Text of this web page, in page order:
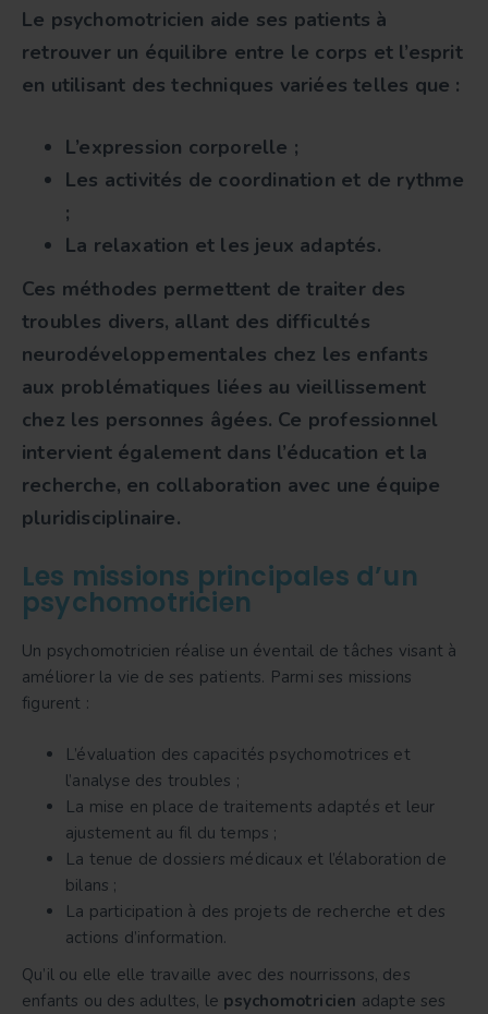
Le psychomotricien aide ses patients à
retrouver un équilibre entre le corps et l’esprit
en utilisant des techniques variées telles que :
L’expression corporelle ;
Les activités de coordination et de rythme
;
La relaxation et les jeux adaptés.
Ces méthodes permettent de traiter des
troubles divers, allant des difficultés
neurodéveloppementales chez les enfants
aux problématiques liées au vieillissement
chez les personnes âgées. Ce professionnel
intervient également dans l’éducation et la
recherche, en collaboration avec une équipe
pluridisciplinaire.
Les missions principales d’un
psychomotricien
Un psychomotricien réalise un éventail de tâches visant à
améliorer la vie de ses patients. Parmi ses missions
figurent :
L’évaluation des capacités psychomotrices et
l’analyse des troubles ;
La mise en place de traitements adaptés et leur
ajustement au fil du temps ;
La tenue de dossiers médicaux et l’élaboration de
bilans ;
La participation à des projets de recherche et des
actions d’information.
Qu’il ou elle elle travaille avec des nourrissons, des
enfants ou des adultes, le psychomotricien adapte ses